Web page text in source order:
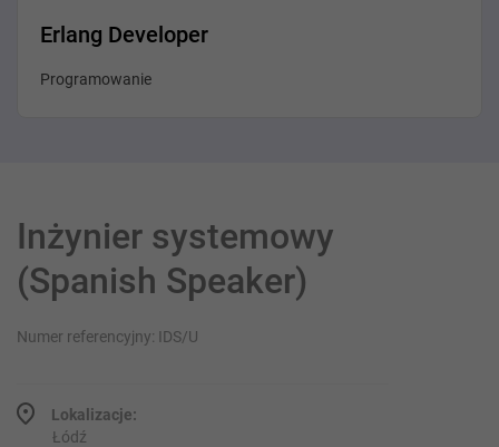
Erlang Developer
Programowanie
Inżynier systemowy
(Spanish Speaker)
Numer referencyjny: IDS/U
Lokalizacje:
Łódź